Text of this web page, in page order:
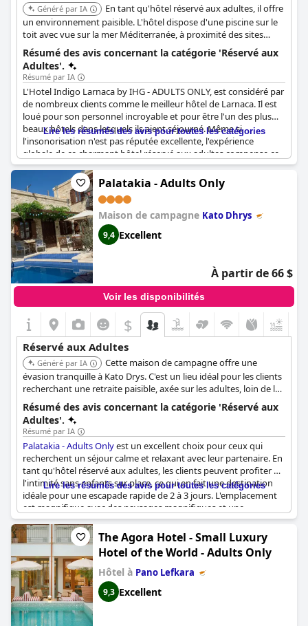
Généré par IA
En tant qu'hôtel réservé aux adultes, il offre
un environnement paisible. L'hôtel dispose d'une piscine sur le
toit avec vue sur la mer Méditerranée, à proximité des sites
historiques et des commodités modernes, ce qui en fait un
excellent choix pour un séjour relaxant et culturellement riche.
Résumé des avis concernant la catégorie 'Réservé aux
Adultes'.
Résumé par IA
L'Hotel Indigo Larnaca by IHG - ADULTS ONLY, est considéré par
de nombreux clients comme le meilleur hôtel de Larnaca. Il est
loué pour son personnel incroyable et pour être l'un des plus
beaux hôtels dans lesquels ils aient séjourné. Même si
l'insonorisation n'est pas réputée excellente, l'expérience
globale de ce charmant hôtel réservé aux adultes compense ce
défaut. L'hôtel répond aux attentes des clients, y compris le
petit-déjeuner qui est décrit comme excellent. Si vous
recherchez des vacances relaxantes réservées aux adultes à
Larnaca, l'Hotel Indigo Larnaca by IHG - ADULTS ONLY vaut
vraiment la peine d'être considéré.
Lire les résumés des avis pour toutes les catégories
Palatakia - Adults Only
Maison de campagne Kato Dhrys
9,4 Excellent
À partir de 66 $
Voir les disponibilités
$
Réservé aux Adultes
Généré par IA
Cette maison de campagne offre une
évasion tranquille à Kato Drys. C'est un lieu idéal pour les clients
recherchant une retraite paisible, axée sur les adultes, loin de la
ville.
Résumé des avis concernant la catégorie 'Réservé aux
Adultes'.
Résumé par IA
Palatakia - Adults Onlyest un excellent choix pour ceux qui
recherchent un séjour calme et relaxant avec leur partenaire. En
tant qu'hôtel réservé aux adultes, les clients peuvent profiter de
l'intimité sans enfants sur place, ce qui en fait une destination
idéale pour une escapade rapide de 2 à 3 jours. L'emplacement
est magnifique avec des paysages magnifiques et une
atmosphère paisible. Le personnel est super sympa et met les
clients à l'aise, offrant un service exceptionnel. Les chambres
sont propres et confortables avec un jacuzzi confortable parfait
pour une soirée romantique. L'établissement lui-même est situé
dans un village de montagne chypriote traditionnel, offrant une
expérience unique et authentique. Bien que certains clients
aient parfois remarqué du bruit provenant d'autres clients, dans
l'ensemble,Palatakia - Adults Only
et vaut vraiment le détour.
Lire les résumés des avis pour toutes les catégories
The Agora Hotel - Small Luxury
Hotel of the World - Adults Only
Hôtel à Pano Lefkara
9,3 Excellent